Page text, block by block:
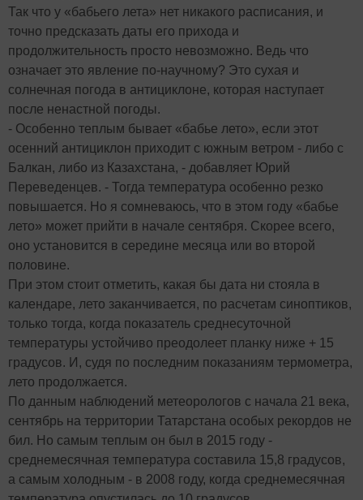
Так что у «бабьего лета» нет никакого расписания, и
точно предсказать даты его прихода и
продолжительность просто невозможно. Ведь что
означает это явление по-научному? Это сухая и
солнечная погода в антициклоне, которая наступает
после ненастной погоды.
- Особенно теплым бывает «бабье лето», если этот
осенний антициклон приходит с южным ветром - либо с
Балкан, либо из Казахстана, - добавляет Юрий
Переведенцев. - Тогда температура особенно резко
повышается. Но я сомневаюсь, что в этом году «бабье
лето» может прийти в начале сентября. Скорее всего,
оно установится в середине месяца или во второй
половине.
При этом стоит отметить, какая бы дата ни стояла в
календаре, лето заканчивается, по расчетам синоптиков,
только тогда, когда показатель среднесуточной
температуры устойчиво преодолеет планку ниже + 15
градусов. И, судя по последним показаниям термометра,
лето продолжается.
По данным наблюдений метеорологов с начала 21 века,
сентябрь на территории Татарстана особых рекордов не
бил. Но самым теплым он был в 2015 году -
среднемесячная температура составила 15,8 градусов,
а самым холодным - в 2008 году, когда среднемесячная